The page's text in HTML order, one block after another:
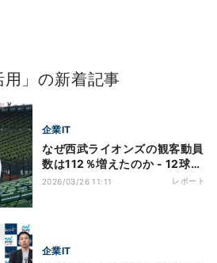
用」の新着記事
企業IT
なぜ西武ライオンズの観客動員
数は112％増えたのか - 12球団
トップを実現した戦略の全貌
2026/03/26 11:11 レポート
企業IT